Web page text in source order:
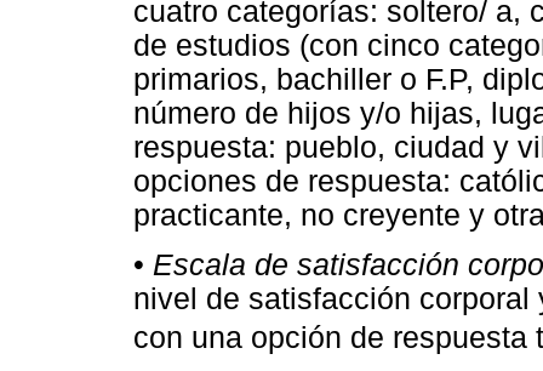
cuatro categorías: soltero/ a,
de estudios (con cinco
primarios, bachiller o F.P,
número de hijos y/o hijas,
respuesta: pueblo, ciudad y
opciones de respuesta:
practicante, no creyente y
• Escala de satisfacción
nivel de satisfacción
con una opción de respuesta